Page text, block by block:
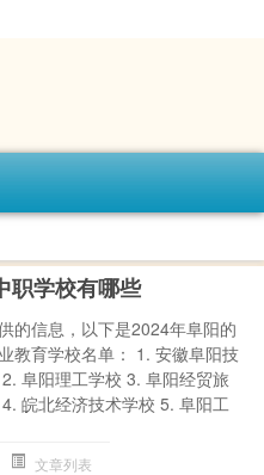
职学校有哪些
的信息，以下是2024年阜阳的
教育学校名单： 1. 安徽阜阳技
阜阳理工学校 3. 阜阳经贸旅
皖北经济技术学校 5. 阜阳工
文章列表